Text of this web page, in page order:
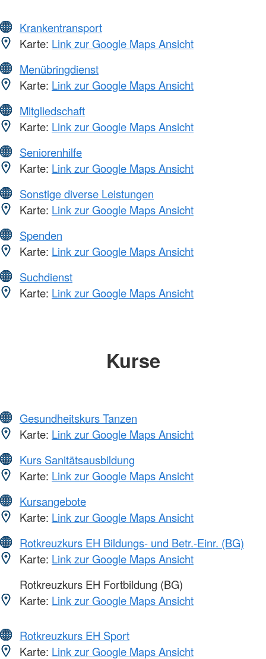
Krankentransport
Karte: Link zur Google Maps Ansicht
Menübringdienst
Karte: Link zur Google Maps Ansicht
Mitgliedschaft
Karte: Link zur Google Maps Ansicht
Seniorenhilfe
Karte: Link zur Google Maps Ansicht
Sonstige diverse Leistungen
Karte: Link zur Google Maps Ansicht
Spenden
Karte: Link zur Google Maps Ansicht
Suchdienst
Karte: Link zur Google Maps Ansicht
Kurse
Gesundheitskurs Tanzen
Karte: Link zur Google Maps Ansicht
Kurs Sanitätsausbildung
Karte: Link zur Google Maps Ansicht
Kursangebote
Karte: Link zur Google Maps Ansicht
Rotkreuzkurs EH Bildungs- und Betr.-Einr. (BG)
Karte: Link zur Google Maps Ansicht
Rotkreuzkurs EH Fortbildung (BG)
Karte: Link zur Google Maps Ansicht
Rotkreuzkurs EH Sport
Karte: Link zur Google Maps Ansicht